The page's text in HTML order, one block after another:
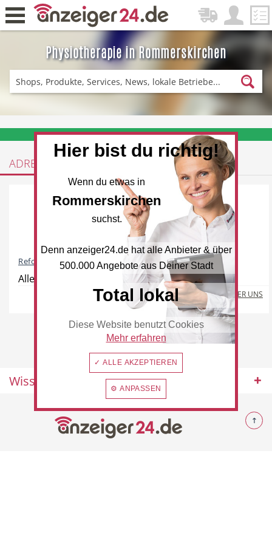
Physiotherapie in Rommerskirchen
Zurück
DE-News News
Restaurant Hotel
Beauty & Wellness Auto
Handwerk Sport & Freizeit
❤️ Aktuelle Angebote & Prospekte per Newsletter erhalten
ADRESSEN
Reformhaus
Alle Orte , 40721 Ortsunabhängig
MEHR ÜBER UNS
Wissenswertes
© 2026 Rommerskirchen
Hier bist du richtig!
Wenn du etwas in
Rommerskirchen
suchst.
Denn anzeiger24.de hat alle Anbieter & über
500.000 Angebote aus Deiner Stadt
Total lokal
Diese Website benutzt Cookies
Mehr erfahren
✓ ALLE AKZEPTIEREN
⚙ ANPASSEN